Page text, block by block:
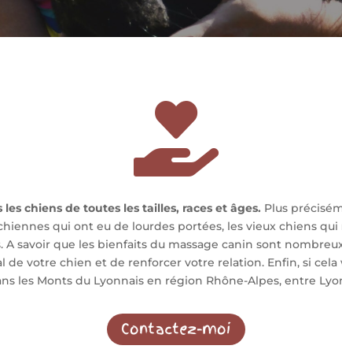

les chiens de toutes les tailles, races et âges. Plus
qui ont eu de lourdes portées, les vieux chiens
savoir que les bienfaits du massage canin sont
votre chien et de renforcer votre relation. Enfin, si cela
les Monts du Lyonnais en région Rhône-Alpes, entre
Contactez-moi